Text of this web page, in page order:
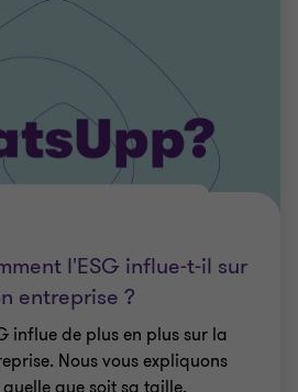
l'ESG influe-t-il sur
entreprise ?
influe de plus en plus sur la
Nous vous expliquons